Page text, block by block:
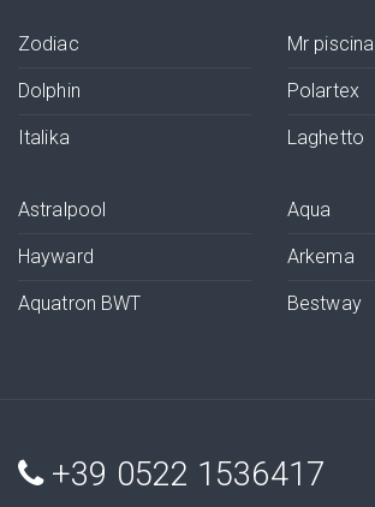
Zodiac
Dolphin
Italika
Mr piscina
Polartex
Laghetto
Astralpool
Hayward
Aquatron BWT
Aqua
Arkema
Bestway
+39 0522 1536417